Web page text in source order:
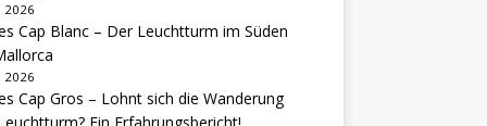
2026
Cap Blanc – Der Leuchtturm im Süden
2026
Cap Gros – Lohnt sich die Wanderung